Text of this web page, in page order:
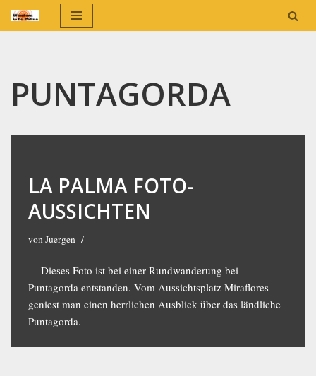
PUNTAGORDA
LA PALMA FOTO-
AUSSICHTEN
vonJuergen
Dieses Foto ist bei einer Rundwanderung bei
Puntagorda entstanden. Vom Aussichtsplatz Miraflores
geniest man einen herrlichen Ausblick über das ländliche
Puntagorda.